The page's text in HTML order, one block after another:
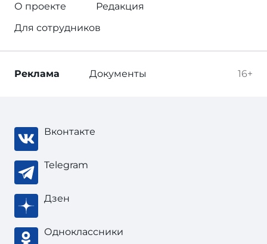
О проекте
Редакция
Для сотрудников
16+
Реклама Документы
Вконтакте
Telegram
Дзен
Одноклассники